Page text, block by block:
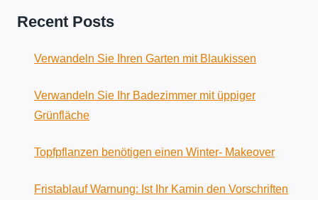
Recent Posts
Verwandeln Sie Ihren Garten mit Blaukissen
Verwandeln Sie Ihr Badezimmer mit üppiger
Grünfläche
Topfpflanzen benötigen einen Winter- Makeover
Fristablauf Warnung: Ist Ihr Kamin den Vorschriften